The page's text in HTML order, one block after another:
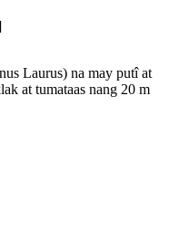
Laurus) na may putî at
at tumataas nang 20 m